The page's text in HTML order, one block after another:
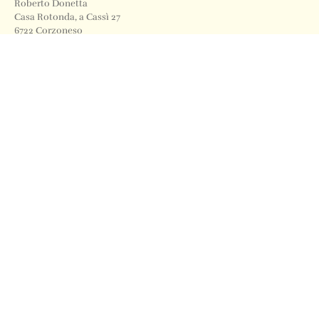
Roberto Donetta
Casa Rotonda, a Cassì 27
6722 Corzoneso